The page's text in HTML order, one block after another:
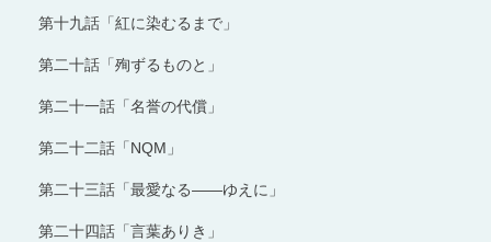
第十九話「紅に染むるまで」
第二十話「殉ずるものと」
第二十一話「名誉の代償」
第二十二話「NQM」
第二十三話「最愛なる――ゆえに」
第二十四話「言葉ありき」